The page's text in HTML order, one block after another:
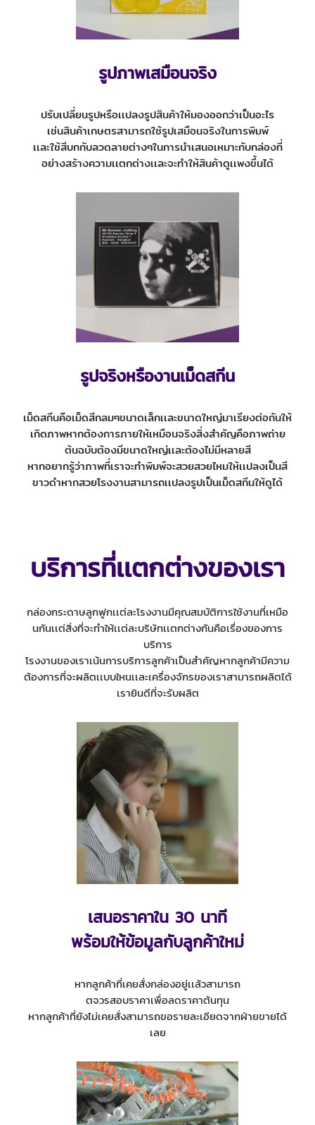
รูปภาพเสมือนจริง
ปรับเปลี่ยนรูปหรือเเปลงรูปสินค้าให้มองออกว่าเป็นอะไร
เช่นสินค้าเกษตรสามารถใช้รูปเสมือนจริงในการพิมพ์
เเละใช้สีบกกับลวดลายต่างๆในการนำเสนอเหมาะกับกล่องที่
อย่างสร้างความเเตกต่างเเละจะทำให้สินค้าดูเเพงขึ้นได้
รูปจริงหรืองานเม็ดสกีน
เม็ดสกีนคือเม็ดสีกลมๆขนาดเล็กเเละขนาดใหญ่มาเรียงต่อกันให้
เกิดภาพหากต้องการภายให้เหมือนจริงสิ่งสำคัญคือภาพถ่าย
ต้นฉบับต้องมีขนาดใหญ่เเละต้องไม่มีหลายสี
หากอยากรู้ว่าภาพที่เราจะทำพิมพ์จะสวยสวยไหมให้เเปลงเป็นสี
ขาวดำหากสวยโรงงานสามารถเเปลงรูปเป็นเม็ดสกีนให้ดูได้
บริการที่เเตกต่างของเรา
กล่องกระดาษลูกฟูกเเต่ละโรงงานมีคุณสมบัติการใช้งานที่เหมือ
นกันเเต่สิ่งที่จะทำให้เเต่ละบริษัทเเตกต่างกันคือเรื่องของการ
บริการ
โรงงานของเราเน้นการบริการลูกค้าเป็นสำคัญหากลูกค้ามีความ
ต้องการที่จะผลิตเเบบใหนเเละเครื่องจักรของเราสามารถผลิตได้
เรายินดีที่จะรับผลิต
เสนอราคาใน 30 นาที
พร้อมให้ข้อมูลกับลูกค้าใหม่
หากลูกค้าที่เคยสั่งกล่องอยู่เเล้วสามารถ
ตจวรสอบราคาเพื่อลดราคาต้นทุน
หากลูกค้าที่ยังไม่เคยสั่งสามารถขอรายละเอียดจากฝ่ายขายได้
เลย